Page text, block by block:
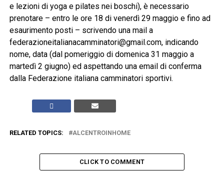
e lezioni di yoga e pilates nei boschi), è necessario
prenotare – entro le ore 18 di venerdì 29 maggio e fino ad
esaurimento posti – scrivendo una mail a
federazioneitalianacamminatori@gmail.com, indicando
nome, data (dal pomeriggio di domenica 31 maggio a
martedì 2 giugno) ed aspettando una email di conferma
dalla Federazione italiana camminatori sportivi.
RELATED TOPICS: ALCENTROINHOME
CLICK TO COMMENT